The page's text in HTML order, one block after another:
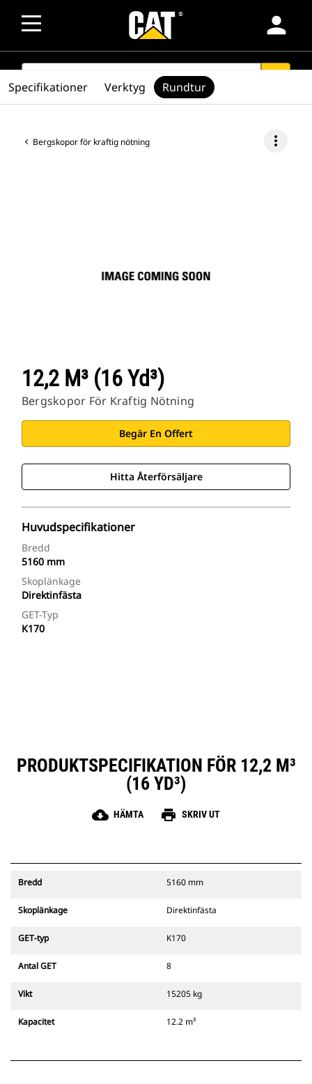
person
SEARCH
Bergskopor för kraftig nötning more_vert
12,2 M³ (16 Yd³)
Bergskopor För Kraftig Nötning
Begär En Offert
Hitta Återförsäljare
Huvudspecifikationer
Bredd
5160 mm
Skoplänkage
Direktinfästa
GET-Typ
K170
Specifikationer Verktyg Rundtur
PRODUKTSPECIFIKATION FÖR 12,2 M³
(16 YD³)
cloud_download HÄMTA print SKRIV UT
Bredd 5160 mm
Skoplänkage Direktinfästa
GET-typ K170
Antal GET 8
Vikt 15205 kg
Kapacitet 12.2 m³